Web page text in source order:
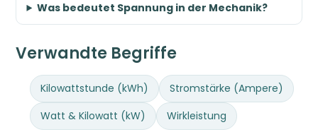
Was bedeutet Spannung in der Mechanik?
Verwandte Begriffe
Kilowattstunde (kWh)
Stromstärke (Ampere)
Watt & Kilowatt (kW)
Wirkleistung